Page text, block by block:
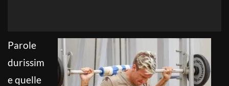
Parole
durissim
e quelle